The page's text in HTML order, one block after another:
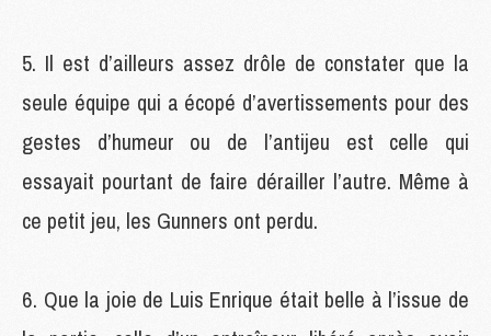
Il est d’ailleurs assez drôle de constater que la
seule équipe qui a écopé d’avertissements pour des
gestes d’humeur ou de l’antijeu est celle qui
essayait pourtant de faire dérailler l’autre. Même à
ce petit jeu, les Gunners ont perdu.
Que la joie de Luis Enrique était belle à l’issue de